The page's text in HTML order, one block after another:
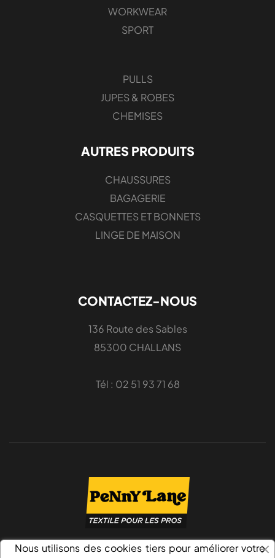
WORKWEAR
SPORT
PULLS
JUPES & ROBES
CHEMISES
AUTRES PRODUITS
CHAUSSURES
BAGAGERIE
CASQUETTES ET BONNETS
LINGE DE MAISON
CONTACTEZ-NOUS
136 Route des Sables
85300 CHALLANS
Tél : 02 51 93 71 68
SERVICE CLIENT: 02 51 93 71 68
Nous utilisons des cookies tiers pour améliorer votre